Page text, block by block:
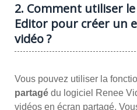
2. Comment utiliser
Editor pour créer un
vidéo ?
Vous pouvez utiliser la
partagé du logiciel Renee
vidéos en écran partagé.